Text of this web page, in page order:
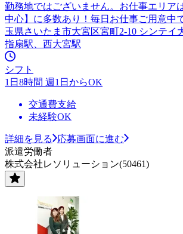
勤務地ではございません。お仕事エリア
中心】に多数あり！毎日お仕事ご用意中
玉県さいたま市大宮区宮町2-10 シンテイ
指扇駅、西大宮駅
シフト
1日8時間 週1日からOK
交通費支給
未経験OK
詳細を見る
応募画面に進む
派遣労働者
株式会社レソリューション(50461)